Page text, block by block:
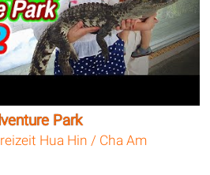
Park
Hua Hin / Cha Am